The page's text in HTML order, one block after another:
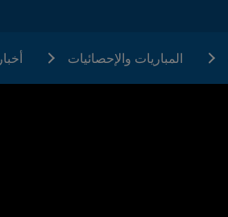
المباريات والإحصائيات أخبار